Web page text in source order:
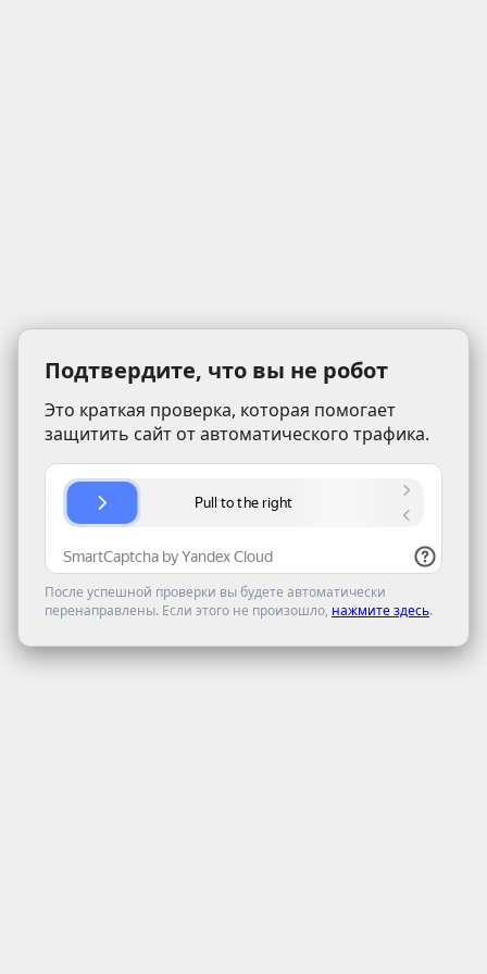
Подтвердите, что вы не робот
Это краткая проверка, которая помогает
защитить сайт от автоматического трафика.
После успешной проверки вы будете автоматически
перенаправлены. Если этого не произошло, нажмите здесь.